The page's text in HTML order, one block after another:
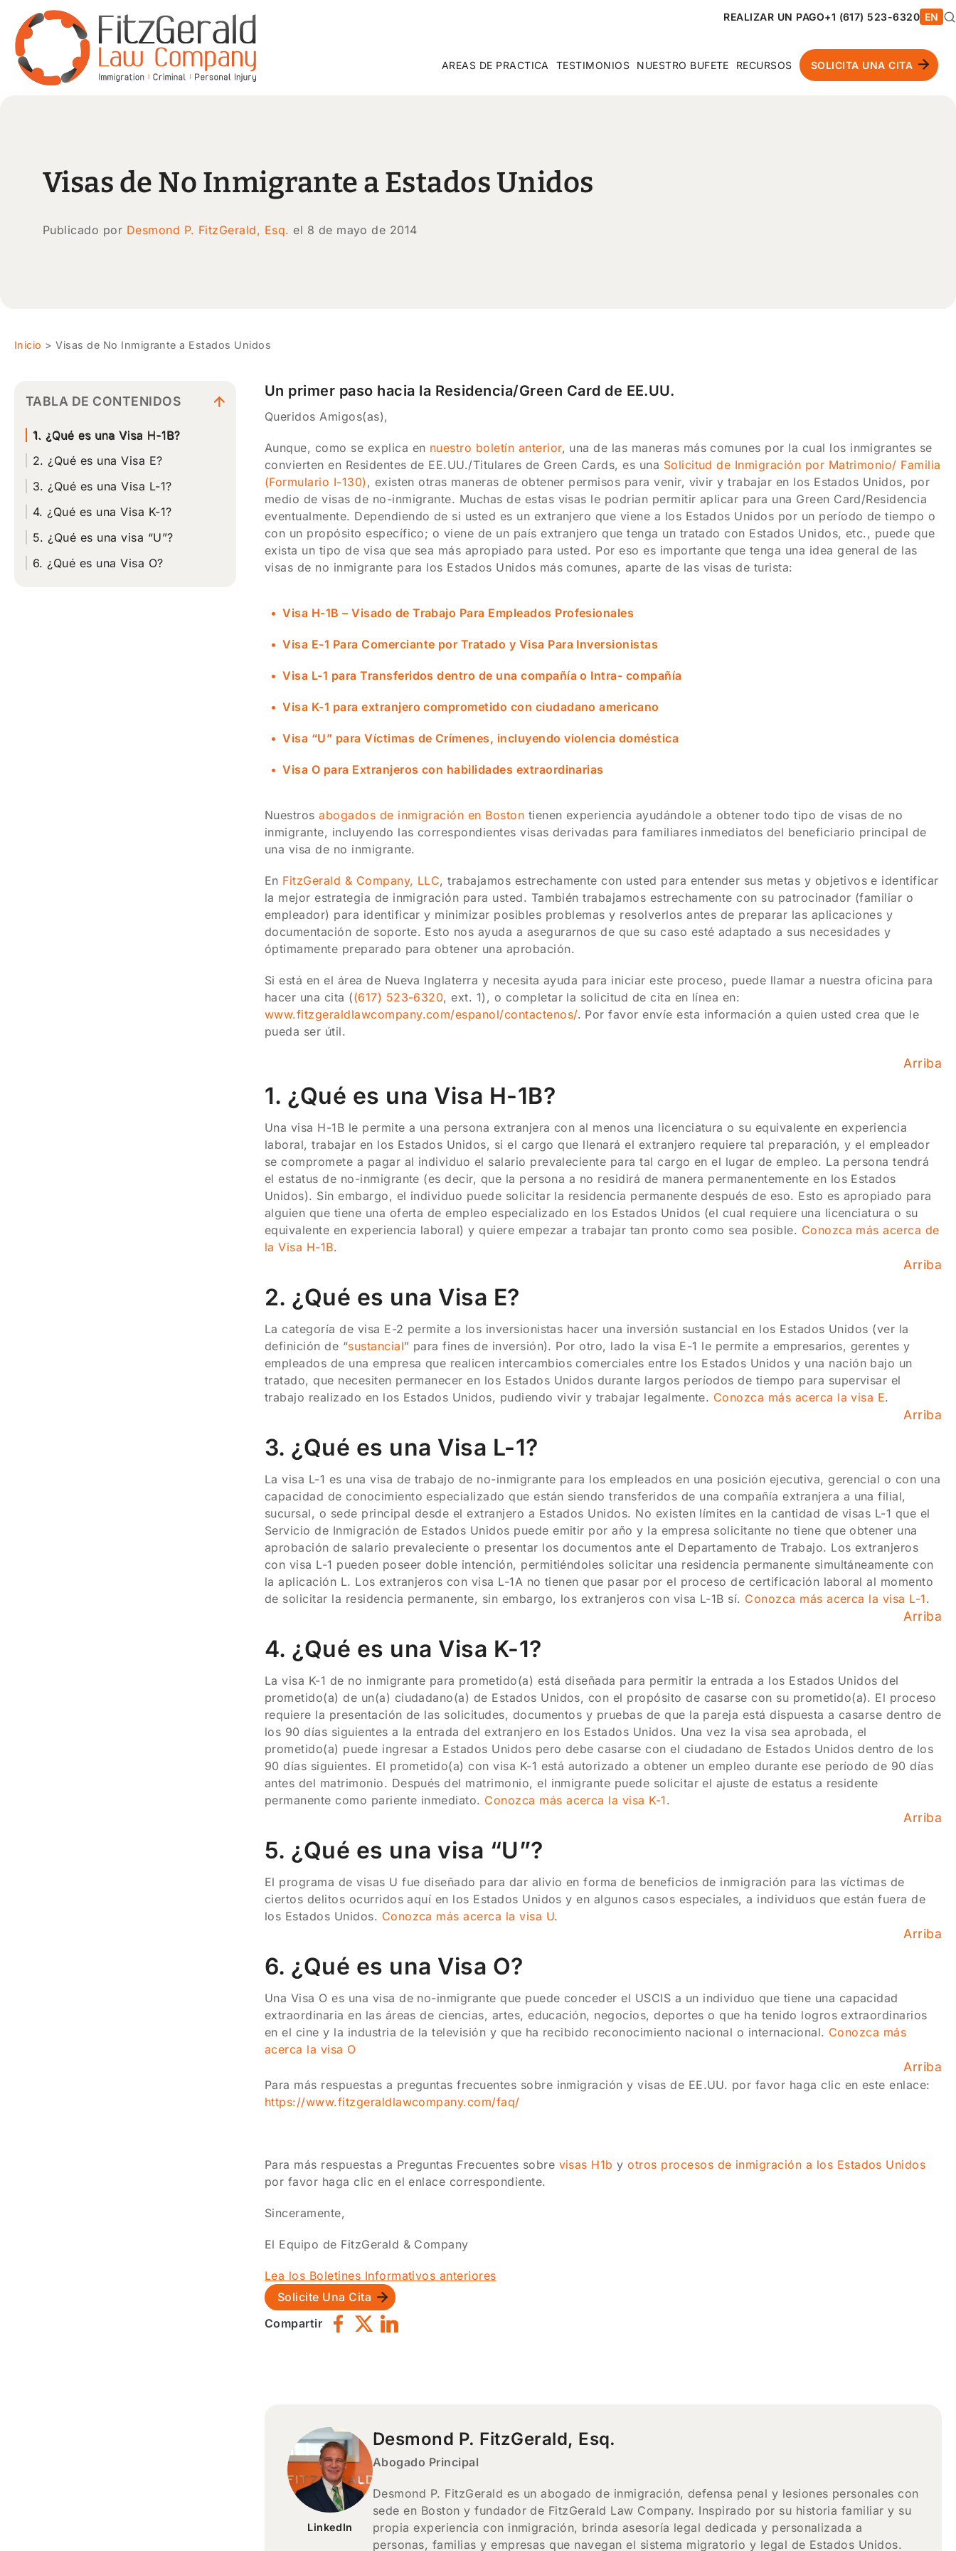
REALIZAR UN PAGO+1 (617) 523-6320 EN
AREAS DE PRACTICA TESTIMONIOS NUESTRO BUFETE RECURSOS SOLICITA UNA CITA
Visas de No Inmigrante a Estados Unidos
Publicado por Desmond P. FitzGerald, Esq. el 8 de mayo de 2014
Inicio >Visas de No Inmigrante a Estados Unidos
TABLA DE CONTENIDOS
1. ¿Qué es una Visa H-1B?
2. ¿Qué es una Visa E?
3. ¿Qué es una Visa L-1?
4. ¿Qué es una Visa K-1?
5. ¿Qué es una visa “U”?
6. ¿Qué es una Visa O?
Un primer paso hacia la Residencia/Green Card de EE.UU.
Queridos Amigos(as),
Aunque, como se explica en nuestro boletín anterior, una de las maneras más comunes por la cual los inmigrantes se
convierten en Residentes de EE.UU./Titulares de Green Cards, es una Solicitud de Inmigración por Matrimonio/ Familia
(Formulario I-130), existen otras maneras de obtener permisos para venir, vivir y trabajar en los Estados Unidos, por
medio de visas de no-inmigrante. Muchas de estas visas le podrian permitir aplicar para una Green Card/Residencia
eventualmente. Dependiendo de si usted es un extranjero que viene a los Estados Unidos por un período de tiempo o
con un propósito específico; o viene de un país extranjero que tenga un tratado con Estados Unidos, etc., puede que
exista un tipo de visa que sea más apropiado para usted. Por eso es importante que tenga una idea general de las
visas de no inmigrante para los Estados Unidos más comunes, aparte de las visas de turista:
Visa H-1B – Visado de Trabajo Para Empleados Profesionales
Visa E-1 Para Comerciante por Tratado y Visa Para Inversionistas
Visa L-1 para Transferidos dentro de una compañía o Intra- compañía
Visa K-1 para extranjero comprometido con ciudadano americano
Visa “U” para Víctimas de Crímenes, incluyendo violencia doméstica
Visa O para Extranjeros con habilidades extraordinarias
Nuestrosabogados de inmigración en Boston tienen experiencia ayudándole a obtener todo tipo de visas de no
inmigrante, incluyendo las correspondientes visas derivadas para familiares inmediatos del beneficiario principal de
una visa de no inmigrante.
En FitzGerald & Company, LLC, trabajamos estrechamente con usted para entender sus metas y objetivos e identificar
la mejor estrategia de inmigración para usted. También trabajamos estrechamente con su patrocinador (familiar o
empleador) para identificar y minimizar posibles problemas y resolverlos antes de preparar las aplicaciones y
documentación de soporte. Esto nos ayuda a asegurarnos de que su caso esté adaptado a sus necesidades y
óptimamente preparado para obtener una aprobación.
Si está en el área de Nueva Inglaterra y necesita ayuda para iniciar este proceso, puede llamar a nuestra oficina para
hacer una cita ((617) 523-6320, ext. 1), o completar la solicitud de cita en línea en:
www.fitzgeraldlawcompany.com/espanol/contactenos/. Por favor envíe esta información a quien usted crea que le
pueda ser útil.
Arriba
1. ¿Qué es una Visa H-1B?
Una visa H-1B le permite a una persona extranjera con al menos una licenciatura o su equivalente en experiencia
laboral, trabajar en los Estados Unidos, si el cargo que llenará el extranjero requiere tal preparación, y el empleador
se compromete a pagar al individuo el salario prevaleciente para tal cargo en el lugar de empleo. La persona tendrá
el estatus de no-inmigrante (es decir, que la persona a no residirá de manera permanentemente en los Estados
Unidos). Sin embargo, el individuo puede solicitar la residencia permanente después de eso. Esto es apropiado para
alguien que tiene una oferta de empleo especializado en los Estados Unidos (el cual requiere una licenciatura o su
equivalente en experiencia laboral) y quiere empezar a trabajar tan pronto como sea posible. Conozca más acerca de
la Visa H-1B.
Arriba
2. ¿Qué es una Visa E?
La categoría de visa E-2 permite a los inversionistas hacer una inversión sustancial en los Estados Unidos (ver la
definición de “sustancial” para fines de inversión). Por otro, lado la visa E-1 le permite a empresarios, gerentes y
empleados de una empresa que realicen intercambios comerciales entre los Estados Unidos y una nación bajo un
tratado, que necesiten permanecer en los Estados Unidos durante largos períodos de tiempo para supervisar el
trabajo realizado en los Estados Unidos, pudiendo vivir y trabajar legalmente. Conozca más acerca la visa E.
Arriba
3. ¿Qué es una Visa L-1?
La visa L-1 es una visa de trabajo de no-inmigrante para los empleados en una posición ejecutiva, gerencial o con una
capacidad de conocimiento especializado que están siendo transferidos de una compañía extranjera a una filial,
sucursal, o sede principal desde el extranjero a Estados Unidos. No existen límites en la cantidad de visas L-1 que el
Servicio de Inmigración de Estados Unidos puede emitir por año y la empresa solicitante no tiene que obtener una
aprobación de salario prevaleciente o presentar los documentos ante el Departamento de Trabajo. Los extranjeros
con visa L-1 pueden poseer doble intención, permitiéndoles solicitar una residencia permanente simultáneamente con
la aplicación L. Los extranjeros con visa L-1A no tienen que pasar por el proceso de certificación laboral al momento
de solicitar la residencia permanente, sin embargo, los extranjeros con visa L-1B sí. Conozca más acerca la visa L-1.
Arriba
4. ¿Qué es una Visa K-1?
La visa K-1 de no inmigrante para prometido(a) está diseñada para permitir la entrada a los Estados Unidos del
prometido(a) de un(a) ciudadano(a) de Estados Unidos, con el propósito de casarse con su prometido(a). El proceso
requiere la presentación de las solicitudes, documentos y pruebas de que la pareja está dispuesta a casarse dentro de
los 90 días siguientes a la entrada del extranjero en los Estados Unidos. Una vez la visa sea aprobada, el
prometido(a) puede ingresar a Estados Unidos pero debe casarse con el ciudadano de Estados Unidos dentro de los
90 días siguientes. El prometido(a) con visa K-1 está autorizado a obtener un empleo durante ese período de 90 días
antes del matrimonio. Después del matrimonio, el inmigrante puede solicitar el ajuste de estatus a residente
permanente como pariente inmediato. Conozca más acerca la visa K-1.
Arriba
5. ¿Qué es una visa “U”?
El programa de visas U fue diseñado para dar alivio en forma de beneficios de inmigración para las víctimas de
ciertos delitos ocurridos aquí en los Estados Unidos y en algunos casos especiales, a individuos que están fuera de
los Estados Unidos. Conozca más acerca la visa U.
Arriba
6. ¿Qué es una Visa O?
Una Visa O es una visa de no-inmigrante que puede conceder el USCIS a un individuo que tiene una capacidad
extraordinaria en las áreas de ciencias, artes, educación, negocios, deportes o que ha tenido logros extraordinarios
en el cine y la industria de la televisión y que ha recibido reconocimiento nacional o internacional. Conozca más
acerca la visa O
Arriba
Para más respuestas a preguntas frecuentes sobre inmigración y visas de EE.UU. por favor haga clic en este enlace:
https://www.fitzgeraldlawcompany.com/faq/
Para más respuestas a Preguntas Frecuentes sobre visas H1b yotros procesos de inmigración a los Estados Unidos
por favor haga clic en el enlace correspondiente.
Sinceramente,
El Equipo de FitzGerald & Company
Lea los Boletines Informativos anteriores
Solicite Una Cita
Compartir
LinkedIn
Desmond P. FitzGerald, Esq.
Abogado Principal
Desmond P. FitzGerald es un abogado de inmigración, defensa penal y lesiones personales con
sede en Boston y fundador de FitzGerald Law Company. Inspirado por su historia familiar y su
propia experiencia con inmigración, brinda asesoría legal dedicada y personalizada a
personas, familias y empresas que navegan el sistema migratorio y legal de Estados Unidos.